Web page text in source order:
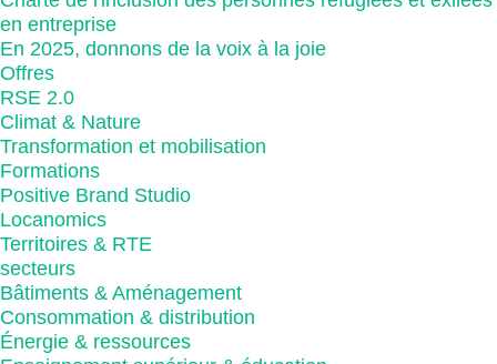
en entreprise
En 2025, donnons de la voix à la joie
Offres
RSE 2.0
Climat & Nature
Transformation et mobilisation
Formations
Positive Brand Studio
Locanomics
Territoires & RTE
secteurs
Bâtiments & Aménagement
Consommation & distribution
Énergie & ressources